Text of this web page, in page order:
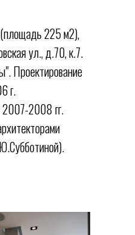
225 м2),
ул., д.70, к.7.
Проектирование
г.
2007-2008 гг.